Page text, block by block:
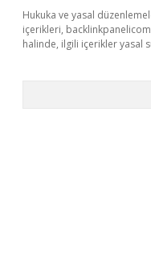
Hukuka ve yasal
içerikleri,
halinde, ilgili içerikler yasal